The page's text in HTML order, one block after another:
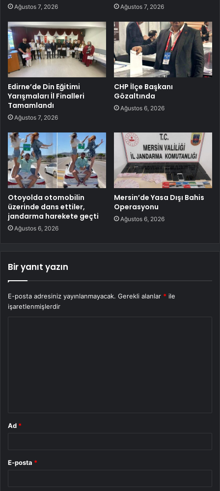
Ağustos 7, 2026 Ağustos 7, 2026
Edirne’de Din Eğitimi
Yarışmaları İl Finalleri
Tamamlandı
Ağustos 7, 2026
CHP İlçe Başkanı
Gözaltında
Ağustos 6, 2026
Otoyolda otomobilin
üzerinde dans ettiler,
jandarma harekete geçti
Ağustos 6, 2026
Mersin’de Yasa Dışı Bahis
Operasyonu
Ağustos 6, 2026
Bir yanıt yazın
E-posta adresiniz yayınlanmayacak. Gerekli alanlar * ile
işaretlenmişlerdir
Ad *
E-posta *